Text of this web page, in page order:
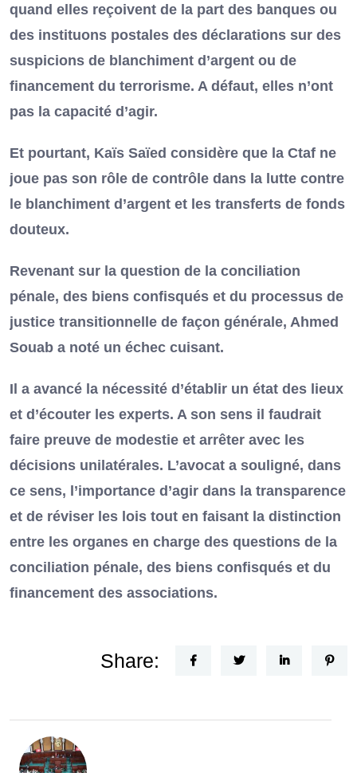
quand elles reçoivent de la part des banques ou
des instituons postales des déclarations sur des
suspicions de blanchiment d’argent ou de
financement du terrorisme. A défaut, elles n’ont
pas la capacité d’agir.
Et pourtant, Kaïs Saïed considère que la Ctaf ne
joue pas son rôle de contrôle dans la lutte contre
le blanchiment d’argent et les transferts de fonds
douteux.
Revenant sur la question de la conciliation
pénale, des biens confisqués et du processus de
justice transitionnelle de façon générale, Ahmed
Souab a noté un échec cuisant.
Il a avancé la nécessité d’établir un état des lieux
et d’écouter les experts. A son sens il faudrait
faire preuve de modestie et arrêter avec les
décisions unilatérales. L’avocat a souligné, dans
ce sens, l’importance d’agir dans la transparence
et de réviser les lois tout en faisant la distinction
entre les organes en charge des questions de la
conciliation pénale, des biens confisqués et du
financement des associations.
Share: